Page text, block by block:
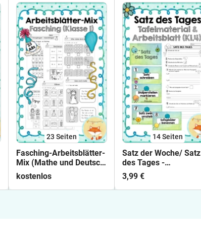
23 Seiten
Fasching-Arbeitsblätter-
Mix (Mathe und Deutsch;
Klasse 1)
kostenlos
14Seiten
Satz der Woche/ Satz
des Tages -
Rechtschreibtraining
3,99 €